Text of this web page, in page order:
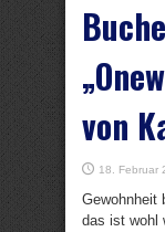
von
18. Februar
Gewohnheit
das ist wohl